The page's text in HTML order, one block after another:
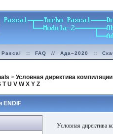
Pascal :: FAQ // Ада–2020 ::
> Условная директива компиляции
T U V W X Y Z
ENDIF
Условная директива